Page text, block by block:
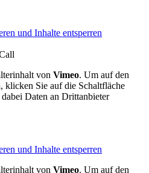
und Inhalte entsperren
von Vimeo. Um auf den
klicken Sie auf die Schaltfläche
Daten an Drittanbieter
und Inhalte entsperren
von Vimeo. Um auf den